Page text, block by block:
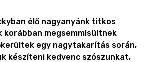
élő nagyanyánk titkos
megsemmisültnek
egy nagytakarítás során,
készíteni kedvenc szószunkat,